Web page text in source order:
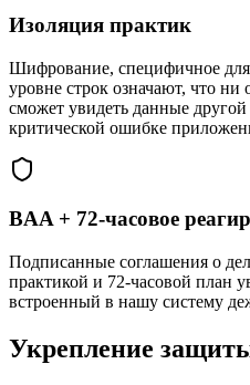
Изоляция практик
Шифрование, специфичное для
уровне строк означают, что ни
сможет увидеть данные
критической ошибке
BAA + 72-часовое
Подписанные соглашения о
практикой и 72-часовой план
встроенный в нашу систему
Укрепление